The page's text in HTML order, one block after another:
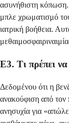
ασυνήθιστη κόπωση.
μπλε χρωματισμό
ιατρική βοήθεια.
Ε3. Τι πρέπει
Δεδομένου ότι η
ανακούφιση από τον
ανησυχία για